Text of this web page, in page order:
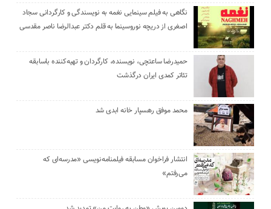
نگاهی به فیلم سینمایی نغمه به نویسندگی و کارگردانی سجاد
اصغری از دریچه نوروسینما به قلم دکتر عبدالرضا ناصر مقدسی
حمیدرضا ساعتچی، نویسنده، کارگردان و تهیه‌کننده باسابقه
تئاتر کمدی ایران درگذشت
محمد موفق رهسپار خانه ابدی شد
انتشار فراخوان مسابقه فیلمنامه‌نویسی «مدرسه‌ای که
می‌رفتم»